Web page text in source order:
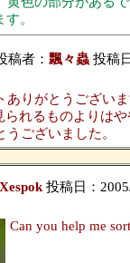
。
稿者： 飄々蟲投稿
りがとうございま
られるものよりは
ございました。
Xespok投稿日：
Can you help me